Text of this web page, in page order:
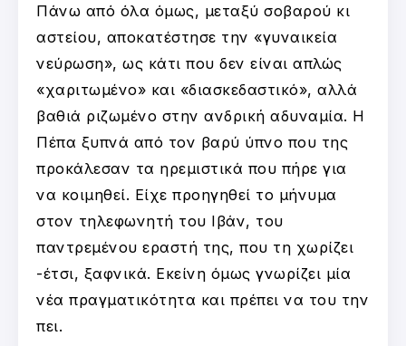
Πάνω από όλα όμως, μεταξύ σοβαρού κι
αστείου, αποκατέστησε την «γυναικεία
νεύρωση», ως κάτι που δεν είναι απλώς
«χαριτωμένο» και «διασκεδαστικό», αλλά
βαθιά ριζωμένο στην ανδρική αδυναμία. H
Πέπα ξυπνά από τον βαρύ ύπνο που της
προκάλεσαν τα ηρεμιστικά που πήρε για
να κοιμηθεί. Είχε προηγηθεί το μήνυμα
στον τηλεφωνητή του Ιβάν, του
παντρεμένου εραστή της, που τη χωρίζει
-έτσι, ξαφνικά. Εκείνη όμως γνωρίζει μία
νέα πραγματικότητα και πρέπει να του την
πει.